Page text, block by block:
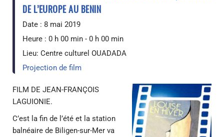
DE L’EUROPE AU BENIN
Date : 8 mai 2019
Heure : 0 h 00 min - 0 h 00 min
Lieu: Centre culturel OUADADA
Projection de film
FILM DE JEAN-FRANÇOIS
LAGUIONIE.
C’est la fin de l’été et la station
balnéaire de Biligen-sur-Mer va